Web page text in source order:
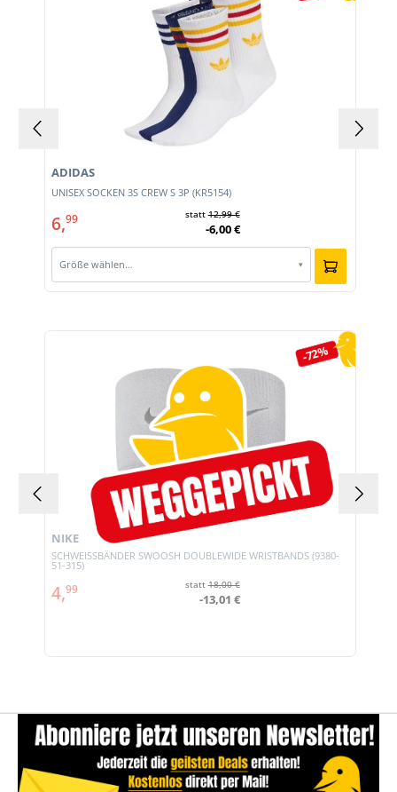
UNISEX SOCKEN 3S CREW S 3P (KR5154)
ADIDAS
6,99 statt12,99 €
-6,00 €
Größe wählen… ▾
-72%
SCHWEISSBÄNDER SWOOSH DOUBLEWIDE WRISTBANDS (9380-
51-315)
NIKE
4,99 statt18,00 €
-13,01 €